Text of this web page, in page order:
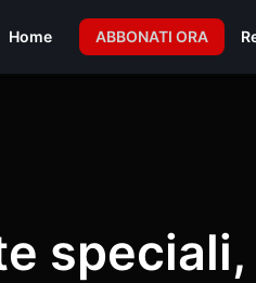
Home ABBONATI ORA